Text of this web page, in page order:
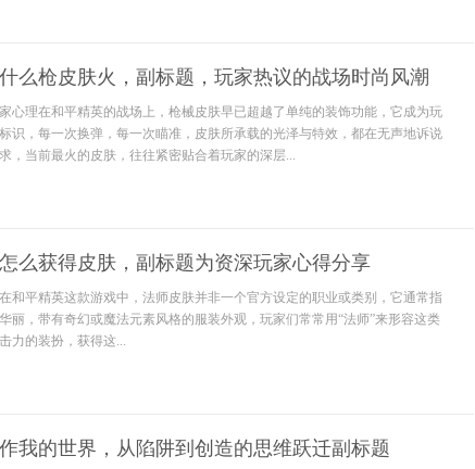
么枪皮肤火，副标题，玩家热议的战场时尚风潮
心理在和平精英的战场上，枪械皮肤早已超越了单纯的装饰功能，它成为玩
识，每一次换弹，每一次瞄准，皮肤所承载的光泽与特效，都在无声地诉说
，当前最火的皮肤，往往紧密贴合着玩家的深层...
么获得皮肤，副标题为资深玩家心得分享
和平精英这款游戏中，法师皮肤并非一个官方设定的职业或类别，它通常指
丽，带有奇幻或魔法元素风格的服装外观，玩家们常常用“法师”来形容这类
力的装扮，获得这...
我的世界，从陷阱到创造的思维跃迁副标题